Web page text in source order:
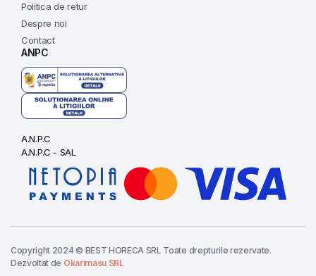
Politica de retur
Despre noi
Contact
ANPC
A.N.P.C
A.N.P.C - SAL
Copyright 2024 © BEST HORECA SRL Toate drepturile rezervate.
Dezvoltat de Okarimasu SRL